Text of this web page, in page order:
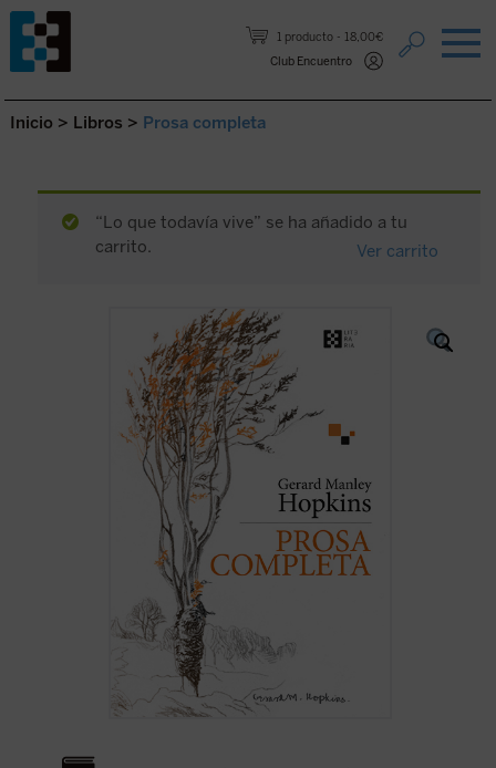
1 producto
18,00€
Club Encuentro
Saltar al contenido.
Inicio > Libros > Prosa completa
“Lo que todavía vive” se ha añadido a tu
carrito.
Ver carrito